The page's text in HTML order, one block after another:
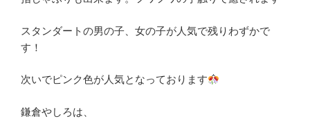
スタンダートの男の子、女の子が人気で残りわずかで
す！
次いでピンク色が人気となっております
鎌倉やしろは、